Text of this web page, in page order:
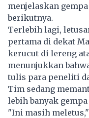
menjelaskan
berikutnya.
Terlebih lagi,
pertama di dekat
kerucut di lereng
menunjukkan
tulis para peneliti
Tim sedang
lebih banyak
"Ini masih